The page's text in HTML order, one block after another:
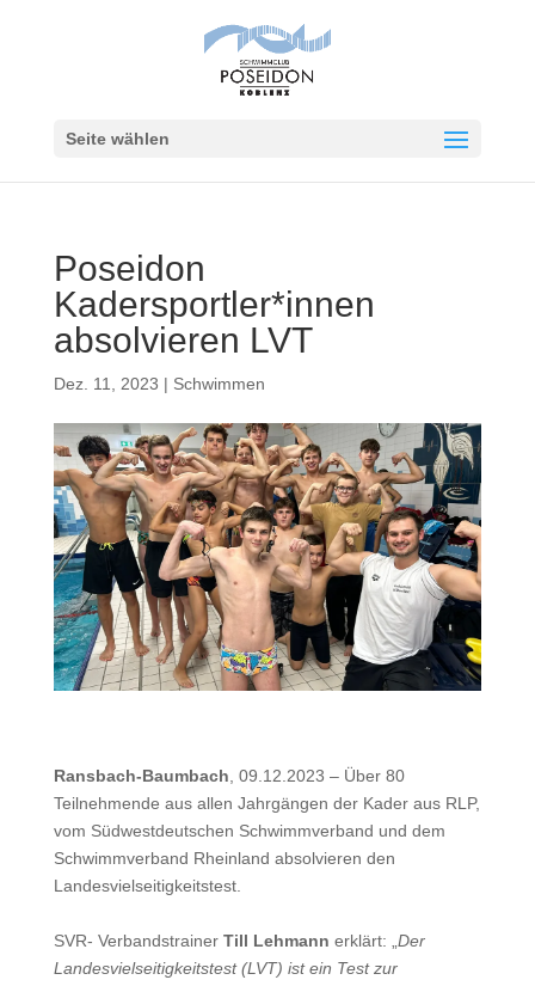
Seite wählen
Poseidon
Kadersportler*innen
absolvieren LVT
Dez. 11, 2023 | Schwimmen
Ransbach-Baumbach , 09.12.2023 – Über 80
Teilnehmende aus allen Jahrgängen der Kader aus RLP,
vom Südwestdeutschen Schwimmverband und dem
Schwimmverband Rheinland absolvieren den
Landesvielseitigkeitstest.
SVR- Verbandstrainer Till Lehmann erklärt: „ Der
Landesvielseitigkeitstest (LVT) ist ein Test zur